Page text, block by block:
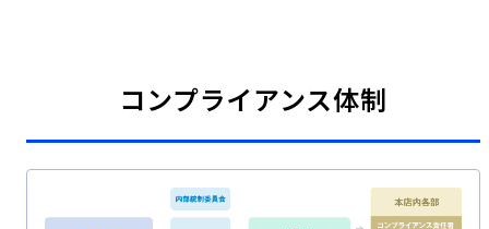
新韓金融グループ
コンプライアンス体制